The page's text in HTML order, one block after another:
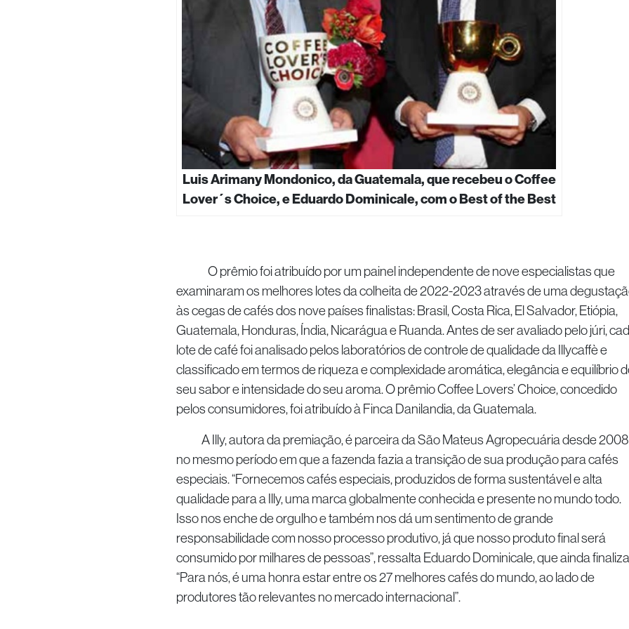
Luis Arimany Mondonico, da Guatemala, que recebeu o Coffee
Lover´s Choice, e Eduardo Dominicale, com o Best of the Best
O prêmio foi atribuído por um painel independente de nove especialistas que
examinaram os melhores lotes da colheita de 2022-2023 através de uma
às cegas de cafés dos nove países finalistas: Brasil, Costa Rica, El Salvador, Etiópia,
Guatemala, Honduras, Índia, Nicarágua e Ruanda. Antes de ser avaliado pelo júri,
lote de café foi analisado pelos laboratórios de controle de qualidade da Illycaffè e
classificado em termos de riqueza e complexidade aromática, elegância e equilíbrio
seu sabor e intensidade do seu aroma. O prêmio Coffee Lovers’ Choice, concedido
pelos consumidores, foi atribuído à Finca Danilandia, da Guatemala.
A Illy, autora da premiação, é parceira da São Mateus Agropecuária desde
no mesmo período em que a fazenda fazia a transição de sua produção para cafés
especiais. “Fornecemos cafés especiais, produzidos de forma sustentável e alta
qualidade para a Illy, uma marca globalmente conhecida e presente no mundo todo.
Isso nos enche de orgulho e também nos dá um sentimento de grande
responsabilidade com nosso processo produtivo, já que nosso produto final será
consumido por milhares de pessoas”, ressalta Eduardo Dominicale, que ainda
“Para nós, é uma honra estar entre os 27 melhores cafés do mundo, ao lado de
produtores tão relevantes no mercado internacional”.